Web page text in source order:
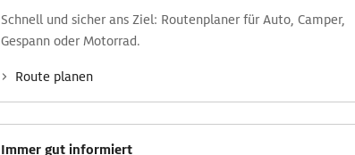
Schnell und sicher ans Ziel: Routen­planer für Auto, Camper,
Gespann oder Motorrad.
Route planen
Immer gut informiert